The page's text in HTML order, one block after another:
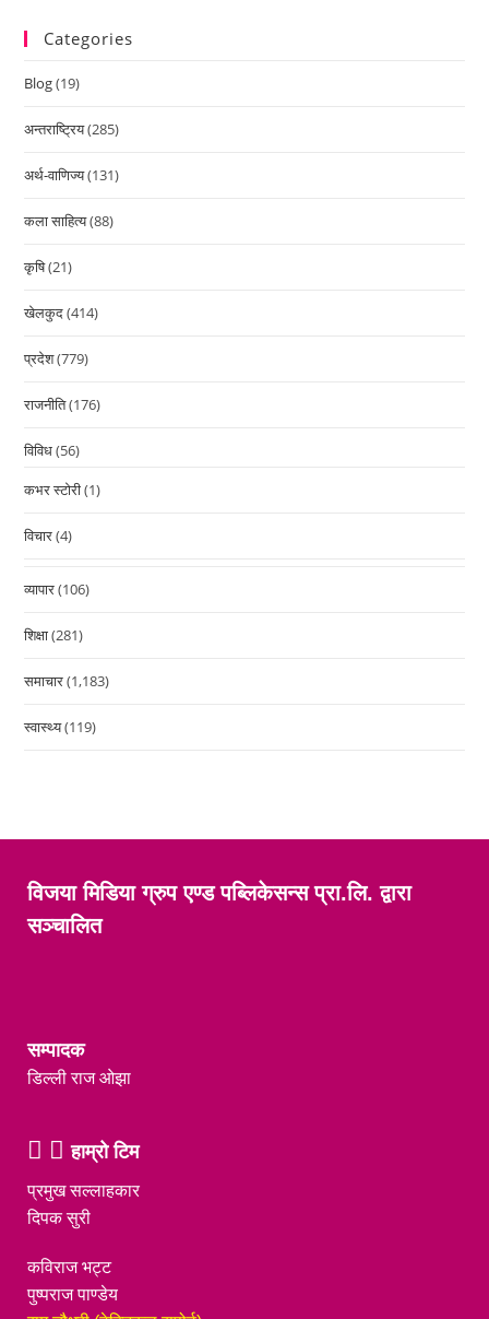
Categories
Blog(19)
अन्तराष्ट्रिय(285)
अर्थ-वाणिज्य(131)
कला साहित्य(88)
कृषि(21)
खेलकुद(414)
प्रदेश(779)
राजनीति(176)
विविध(56)
कभर स्टोरी(1)
विचार(4)
व्यापार(106)
शिक्षा(281)
समाचार(1,183)
स्वास्थ्य(119)
विजया मिडिया ग्रुप एण्ड पब्लिकेसन्स प्रा.लि. द्वारा
सञ्चालित
सम्पादक
डिल्ली राज ओझा
हाम्रो टिम
प्रमुख सल्लाहकार
दिपक सुरी
कविराज भट्ट
पुष्पराज पाण्डेय